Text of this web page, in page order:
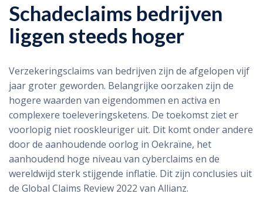
Schadeclaims bedrijven
liggen steeds hoger
Verzekeringsclaims van bedrijven zijn de afgelopen vijf
jaar groter geworden. Belangrijke oorzaken zijn de
hogere waarden van eigendommen en activa en
complexere toeleveringsketens. De toekomst ziet er
voorlopig niet rooskleuriger uit. Dit komt onder andere
door de aanhoudende oorlog in Oekraïne, het
aanhoudend hoge niveau van cyberclaims en de
wereldwijd sterk stijgende inflatie. Dit zijn conclusies uit
de Global Claims Review 2022 van Allianz.